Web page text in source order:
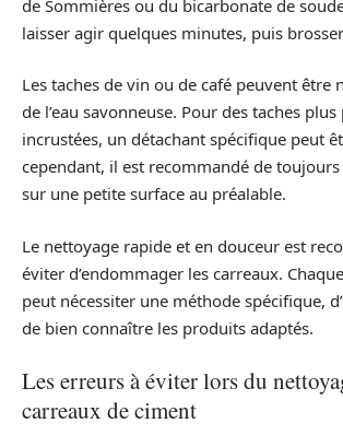
de Sommières ou du bicarbonate de
laisser agir quelques minutes, puis
Les taches de vin ou de café peuvent être
de l’eau savonneuse. Pour des taches
incrustées, un détachant spécifique peut
cependant, il est recommandé de
sur une petite surface au préalable.
Le nettoyage rapide et en douceur est
éviter d’endommager les carreaux.
peut nécessiter une méthode spécifique,
de bien connaître les produits adaptés.
Les erreurs à éviter lors du
carreaux de ciment